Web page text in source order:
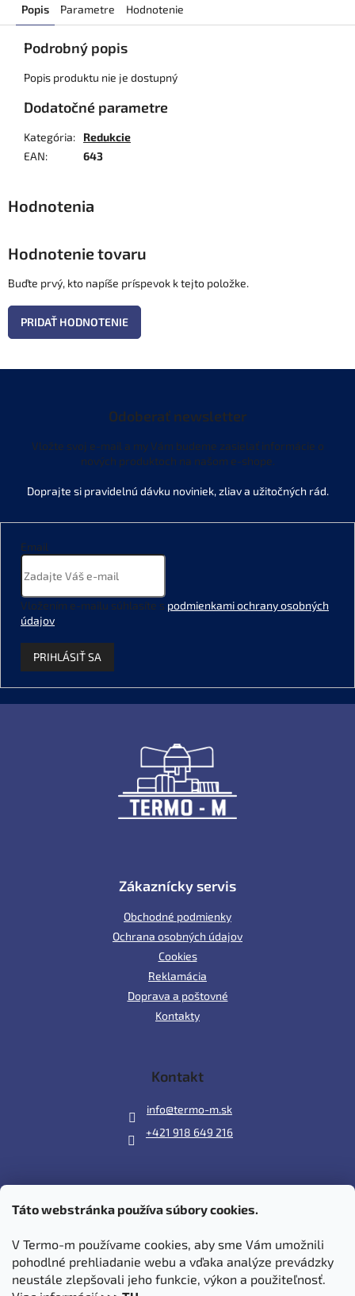
Táto webstránka používa súbory cookies.
V Termo-m používame cookies, aby sme Vám umožnili
pohodlné prehliadanie webu a vďaka analýze prevádzky
neustále zlepšovali jeho funkcie, výkon a použiteľnosť.
Popis Parametre Hodnotenie
Podrobný popis
Popis produktu nie je dostupný
Dodatočné parametre
Kategória:
Redukcie
EAN: 643
Hodnotenie tovaru
Buďte prvý, kto napíše príspevok k tejto položke.
PRIDAŤ HODNOTENIE
Odoberať newsletter
Vložte svoj e-mail a my Vám budeme zasielať informácie o
nových produktoch na našom e-shope.
Email
Vložením e-mailu súhlasíte s podmienkami ochrany osobných
údajov.
PRIHLÁSIŤ SA
Zákaznícky servis
Obchodné podmienky
Ochrana osobných údajov
Cookies
Reklamácia
Doprava a poštovné
Kontakty
Kontakt
info@termo-m.sk
+421 918 649 216
Prijímame online platby